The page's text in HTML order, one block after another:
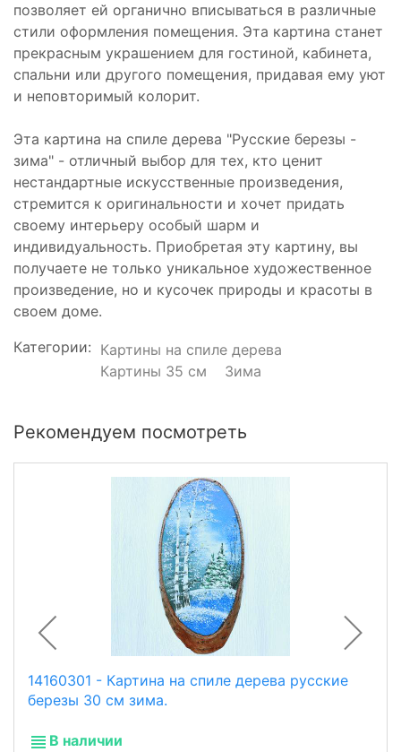
позволяет ей органично вписываться в различные
стили оформления помещения. Эта картина станет
прекрасным украшением для гостиной, кабинета,
спальни или другого помещения, придавая ему уют
и неповторимый колорит.
Эта картина на спиле дерева "Русские березы -
зима" - отличный выбор для тех, кто ценит
нестандартные искусственные произведения,
стремится к оригинальности и хочет придать
своему интерьеру особый шарм и
индивидуальность. Приобретая эту картину, вы
получаете не только уникальное художественное
произведение, но и кусочек природы и красоты в
своем доме.
Категории: Картины на спиле дерева
Картины 35 см
Зима
Рекомендуем посмотреть
14160301 - Картина на спиле дерева русские
березы 30 см зима.
В наличии